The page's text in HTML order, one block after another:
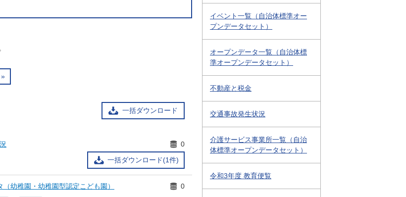
»
一括ダウンロード
一括ダウンロード(1件)
0
幼稚園・幼稚園型認定こども園） 0
イベント一覧（自治体標準オー
プンデータセット）
オープンデータ一覧（自治体標
準オープンデータセット）
不動産と税金
交通事故発生状況
介護サービス事業所一覧（自治
体標準オープンデータセット）
令和3年度 教育便覧